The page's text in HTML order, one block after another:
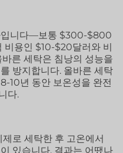
입니다—보통 $300-$800
비용인 $10-$20달러와 비
른 세탁은 침낭의 성능을
방지합니다. 올바른 세탁
10년 동안 보온성을 완전
다.
로 세탁한 후 고온에서
있습니다. 결과는 어땠나